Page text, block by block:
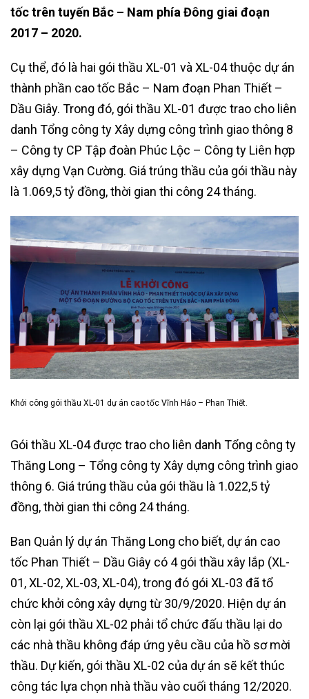
tốc trên tuyến Bắc – Nam phía Đông giai đoạn
2017 – 2020.
Cụ thể, đó là hai gói thầu XL-01 và XL-04 thuộc dự án
thành phần cao tốc Bắc – Nam đoạn Phan Thiết –
Dầu Giây. Trong đó, gói thầu XL-01 được trao cho liên
danh Tổng công ty Xây dựng công trình giao thông 8
– Công ty CP Tập đoàn Phúc Lộc – Công ty Liên hợp
xây dựng Vạn Cường. Giá trúng thầu của gói thầu này
là 1.069,5 tỷ đồng, thời gian thi công 24 tháng.
Khởi công gói thầu XL-01 dự án cao tốc Vĩnh Hảo – Phan Thiết.
Gói thầu XL-04 được trao cho liên danh Tổng công ty
Thăng Long – Tổng công ty Xây dựng công trình giao
thông 6. Giá trúng thầu của gói thầu là 1.022,5 tỷ
đồng, thời gian thi công 24 tháng.
Ban Quản lý dự án Thăng Long cho biết, dự án cao
tốc Phan Thiết – Dầu Giây có 4 gói thầu xây lắp (XL-
01, XL-02, XL-03, XL-04), trong đó gói XL-03 đã tổ
chức khởi công xây dựng từ 30/9/2020. Hiện dự án
còn lại gói thầu XL-02 phải tổ chức đấu thầu lại do
các nhà thầu không đáp ứng yêu cầu của hồ sơ mời
thầu. Dự kiến, gói thầu XL-02 của dự án sẽ kết thúc
công tác lựa chọn nhà thầu vào cuối tháng 12/2020.